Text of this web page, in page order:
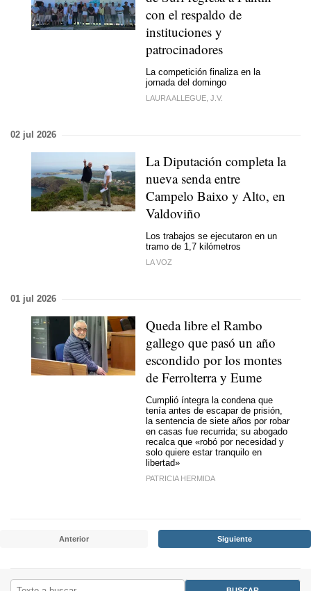
con el respaldo de
instituciones y
patrocinadores
La competición finaliza en la
jornada del domingo
LAURA ALLEGUE, J.V.
02 jul 2026
La Diputación completa la
nueva senda entre
Campelo Baixo y Alto, en
Valdoviño
Los trabajos se ejecutaron en un
tramo de 1,7 kilómetros
LA VOZ
01 jul 2026
Queda libre el Rambo
gallego que pasó un año
escondido por los montes
de Ferrolterra y Eume
Cumplió íntegra la condena que
tenía antes de escapar de prisión,
la sentencia de siete años por robar
en casas fue recurrida; su abogado
recalca que «robó por necesidad y
solo quiere estar tranquilo en
libertad»
PATRICIA HERMIDA
Anterior Siguiente